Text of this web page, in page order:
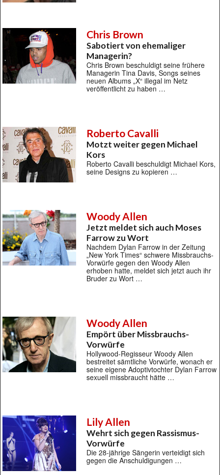
Chris Brown
Sabotiert von ehemaliger
Managerin?
Chris Brown beschuldigt seine frühere
Managerin Tina Davis, Songs seines
neuen Albums „X“ illegal im Netz
veröffentlicht zu haben …
Roberto Cavalli
Motzt weiter gegen Michael
Kors
Roberto Cavalli beschuldigt Michael Kors,
seine Designs zu kopieren …
Woody Allen
Jetzt meldet sich auch Moses
Farrow zu Wort
Nachdem Dylan Farrow in der Zeitung
„New York Times“ schwere Missbrauchs-
Vorwürfe gegen den Woody Allen
erhoben hatte, meldet sich jetzt auch ihr
Bruder zu Wort …
Woody Allen
Empört über Missbrauchs-
Vorwürfe
Hollywood-Regisseur Woody Allen
bestreitet sämtliche Vorwürfe, wonach er
seine eigene Adoptivtochter Dylan Farrow
sexuell missbraucht hätte …
Lily Allen
Wehrt sich gegen Rassismus-
Vorwürfe
Die 28-jährige Sängerin verteidigt sich
gegen die Anschuldigungen …